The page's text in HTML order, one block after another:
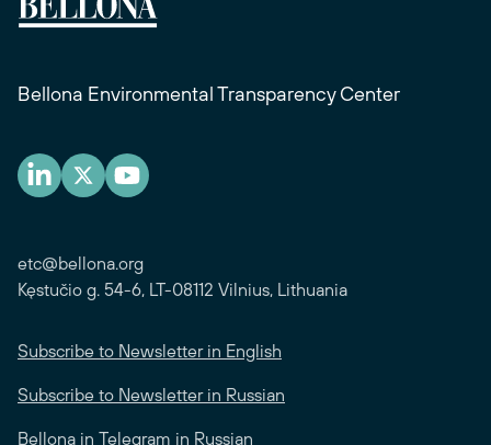
Bellona Environmental Transparency Center
etc@bellona.org
Kęstučio g. 54-6, LT-08112 Vilnius, Lithuania
Subscribe to Newsletter in English
Subscribe to Newsletter in Russian
Bellona in Telegram in Russian